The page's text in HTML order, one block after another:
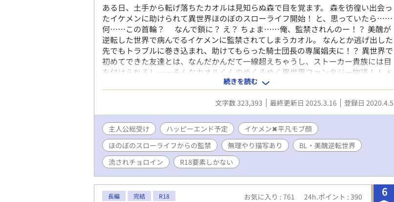
――。 ～～～～～～～ ＜登場人物＞ ☆橘和穂（主人公）
【身長】165cm 【体重】56kg 【誕生日】11月28日（いて
座） 【血液型】Ａ型 【部活】水泳部 【容姿】黒髪
中性的で整った童顔の美形。 褐色肌で、スリムな筋
肉質 【性格】真面目で、やや陰キャ。 人見知りが結
構激しい でも、周りはわりと観察している
いろいろ気にするタイプ。 陽介と二人だと、よくし
ゃべる。 冷静に見えて天然。 ☆岬陽介 【身長】
液型】Ｏ型 【部活】水泳部 【容姿】明るめの茶髪（ほぼ金
髪）。 野性的な顔立ちのイケメン。 褐色
肌。水泳部の１年生では一番筋肉質 【性格】典型的陽キャ。
お調子者だがすぐテンパる。 裏表のない性格で、バ
カ正直。優しい。 割と脊髄反射で生きてる
恋愛にだけはむちゃくちゃビビり。 〜〜〜〜〜〜〜 ※特殊設
定（ふんどし、全裸生活、神事など）を含みますのでご注意
ください！ ～～～～～～～ すでに完結まで執筆済みですの
で、最後までお楽しみいただけます！
ある日、土手から転げ落ちたカオルは見知らぬ森で目を覚ます。 森を彷徨い出会っ
たイケメンに助けられて異世界ほのぼのスローライフ開始！ と、思っていたら……
何……この首輪？ なんで鎖に？ え？ ちょま……俺、監禁されんのー！？ 美醜が
逆転した世界で病んでるイケメンに監禁されてしまうカオル。 なんとか逃げ出した
先でもトラブルに巻き込まれ、助けてもらった騎士団長の専属娼夫に！？ 異世界で
初めてできた友達とは、なんだかんだて一線超えちゃうし、ストーカー貴族には目
を付けられるし……そんなカオルくんのめくるめく異世界ファンタジー物語！！ ✳︎
ファンタジー要素はそんなにありません！ 病んでる王子・奥手なSランク冒険者の
ギルドマスター・優しい騎士団長・近所の食堂店員・ストーカー貴族・奴隷の半獣
人・隣国のアルビノ少年……などなどなど。 流されチョロインな主人公カオルくん
の総受けのお話です。 R18シーンは予告ないので読む時はご注意を〜 男性妊娠の話
もあります！ 喘ぎ声多めの作品です！ 不定期更新ですがどうぞよろしくお願いし
ます！
続きを読む
文字数 323,393 最終更新日 2025.3.16 登録日 2020.4.5
主人公総受け ハッピーエンド予定
イケメン✖︎平凡モブ顔
ほのぼのスローライフからの監禁
無理やり描写あり
BL・美醜逆転世界
流されチョロイン
R18要素しかない
6
長編 完結 R18 お気に入り : 761 24h.ポイント : 390